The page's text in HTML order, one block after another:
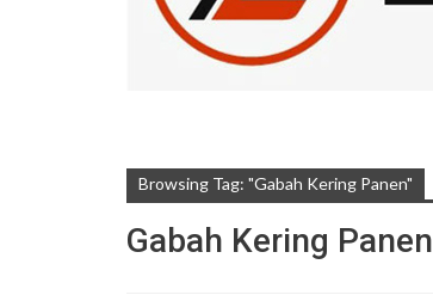
Browsing Tag: "Gabah Kering Panen"
Gabah Kering Panen